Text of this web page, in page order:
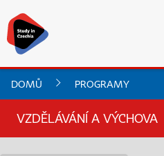
DOMŮ PROGRAMY
VZDĚLÁVÁNÍ A VÝCHOVA